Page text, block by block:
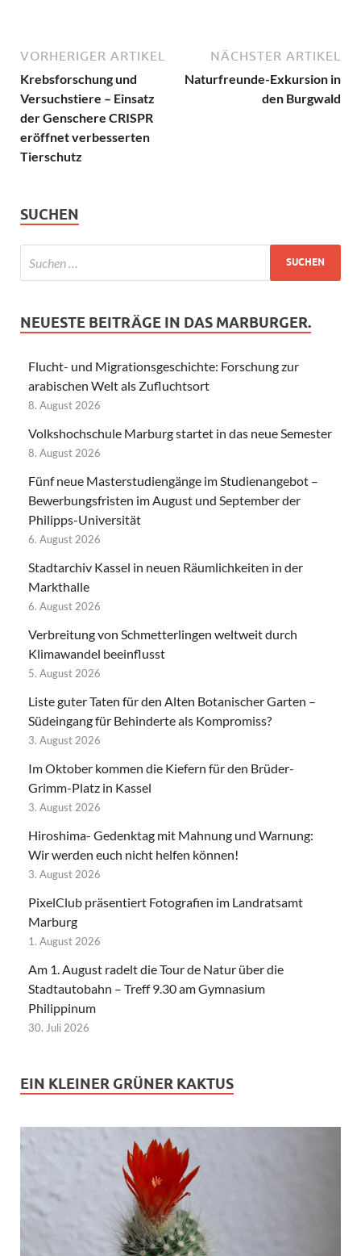
VORHERIGER ARTIKEL
Krebsforschung und
Versuchstiere – Einsatz
der Genschere CRISPR
eröffnet verbesserten
Tierschutz
NÄCHSTER ARTIKEL
Naturfreunde-Exkursion in
den Burgwald
SUCHEN
NEUESTE BEITRÄGE IN DAS MARBURGER.
Flucht- und Migrationsgeschichte: Forschung zur
arabischen Welt als Zufluchtsort
8. August 2026
Volkshochschule Marburg startet in das neue Semester
8. August 2026
Fünf neue Masterstudiengänge im Studienangebot –
Bewerbungsfristen im August und September der
Philipps-Universität
6. August 2026
Stadtarchiv Kassel in neuen Räumlichkeiten in der
Markthalle
6. August 2026
Verbreitung von Schmetterlingen weltweit durch
Klimawandel beeinflusst
5. August 2026
Liste guter Taten für den Alten Botanischer Garten –
Südeingang für Behinderte als Kompromiss?
3. August 2026
Im Oktober kommen die Kiefern für den Brüder-
Grimm-Platz in Kassel
3. August 2026
Hiroshima- Gedenktag mit Mahnung und Warnung:
Wir werden euch nicht helfen können!
3. August 2026
PixelClub präsentiert Fotografien im Landratsamt
Marburg
1. August 2026
Am 1. August radelt die Tour de Natur über die
Stadtautobahn – Treff 9.30 am Gymnasium
Philippinum
30. Juli 2026
EIN KLEINER GRÜNER KAKTUS